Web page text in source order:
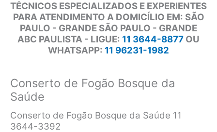
TÉCNICOS ESPECIALIZADOS E EXPERIENTES
PARA ATENDIMENTO A DOMICÍLIO EM: SÃO
PAULO - GRANDE SÃO PAULO - GRANDE
ABC PAULISTA - LIGUE: 11 3644-8877 OU
WHATSAPP: 11 96231-1982
Conserto de Fogão Bosque da
Saúde
Conserto de Fogão Bosque da Saúde 11
3644-3392